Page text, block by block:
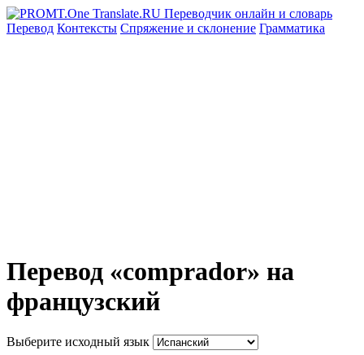
Перевод Контексты Спряжение и склонение Грамматика
Перевод «comprador» на
французский
Выберите исходный язык